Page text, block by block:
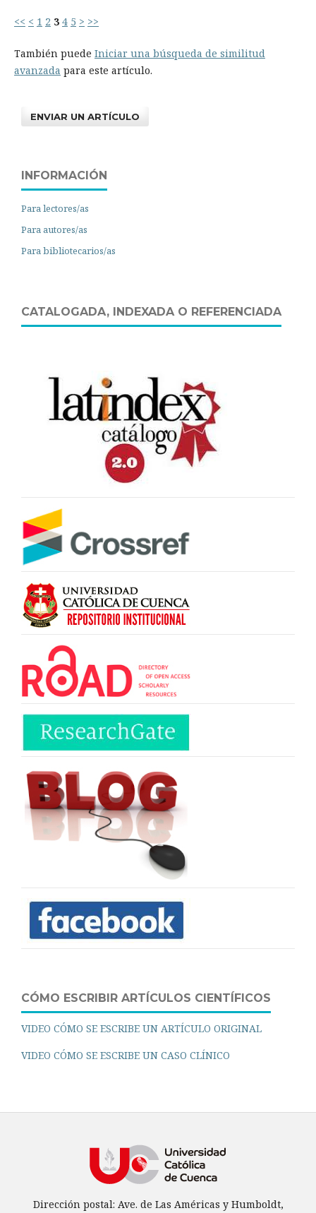
<< < 1 2 3 4 5 > >>
También puede Iniciar una búsqueda de similitud
avanzada para este artículo.
ENVIAR UN ARTÍCULO
INFORMACIÓN
Para lectores/as
Para autores/as
Para bibliotecarios/as
CATALOGADA, INDEXADA O REFERENCIADA
CÓMO ESCRIBIR ARTÍCULOS CIENTÍFICOS
VIDEO CÓMO SE ESCRIBE UN ARTÍCULO ORIGINAL
VIDEO CÓMO SE ESCRIBE UN CASO CLÍNICO
Dirección postal: Ave. de Las Américas y Humboldt,